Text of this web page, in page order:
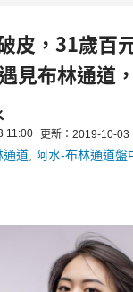
皮，31歲百
見布林通道
酬！
11:00 更新：2019-10-03
通道 阿水-布林通道盤中飆